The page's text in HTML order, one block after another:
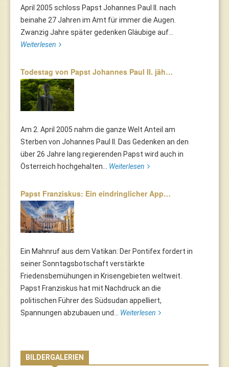
April 2005 schloss Papst Johannes Paul II. nach
beinahe 27 Jahren im Amt für immer die Augen.
Zwanzig Jahre später gedenken Gläubige auf...
Weiterlesen
Todestag von Papst Johannes Paul II. jäh…
Am 2. April 2005 nahm die ganze Welt Anteil am
Sterben von Johannes Paul II. Das Gedenken an den
über 26 Jahre lang regierenden Papst wird auch in
Österreich hochgehalten... Weiterlesen
Papst Franziskus: Ein eindringlicher App…
Ein Mahnruf aus dem Vatikan: Der Pontifex fordert in
seiner Sonntagsbotschaft verstärkte
Friedensbemühungen in Krisengebieten weltweit.
Papst Franziskus hat mit Nachdruck an die
politischen Führer des Südsudan appelliert,
Spannungen abzubauen und... Weiterlesen
BILDERGALERIEN